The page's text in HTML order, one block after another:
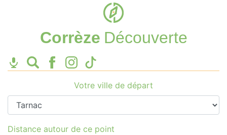
Corrèze Découverte
Votre ville de départ
Distance autour de ce point